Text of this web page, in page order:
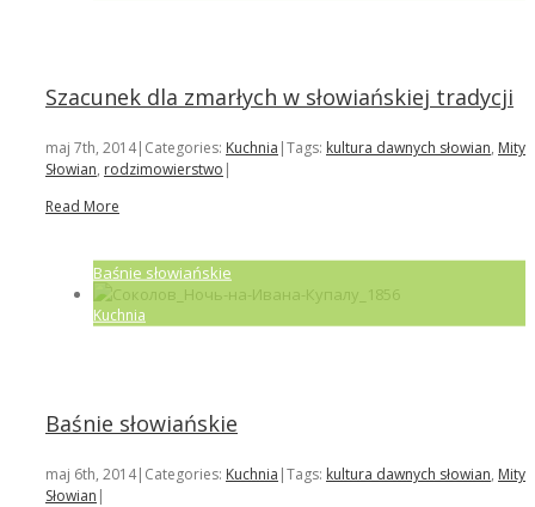
Szacunek dla zmarłych w słowiańskiej tradycji
maj 7th, 2014| Categories: Kuchnia |Tags: kultura dawnych słowian, Mity
Słowian, rodzimowierstwo |
Read More
Baśnie słowiańskie
Kuchnia
Baśnie słowiańskie
maj 6th, 2014| Categories: Kuchnia |Tags: kultura dawnych słowian, Mity
Słowian |